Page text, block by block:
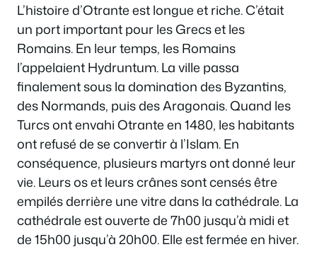
L’histoire d’Otrante est longue et riche. C’était
un port important pour les Grecs et les
Romains. En leur temps, les Romains
l’appelaient Hydruntum. La ville passa
finalement sous la domination des Byzantins,
des Normands, puis des Aragonais. Quand les
Turcs ont envahi Otrante en 1480, les habitants
ont refusé de se convertir à l’Islam. En
conséquence, plusieurs martyrs ont donné leur
vie. Leurs os et leurs crânes sont censés être
empilés derrière une vitre dans la cathédrale. La
cathédrale est ouverte de 7h00 jusqu’à midi et
de 15h00 jusqu’à 20h00. Elle est fermée en hiver.